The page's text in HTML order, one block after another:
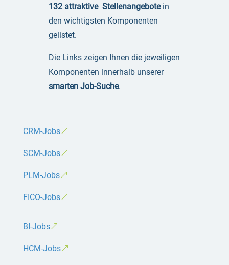
132 attraktive Stellenangebotein
den wichtigsten Komponenten
gelistet.
Die Links zeigen Ihnen die jeweiligen
Komponenten innerhalb unserer
smarten Job-Suche.
CRM-Jobs
SCM-Jobs
PLM-Jobs
FICO-Jobs
BI-Jobs
HCM-Jobs